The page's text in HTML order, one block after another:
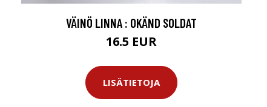
VÄINÖ LINNA : OKÄND SOLDAT
16.5 EUR
LISÄTIETOJA